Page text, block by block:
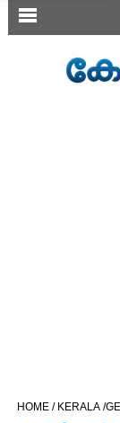
SECTIONS
HOME / KERALA /